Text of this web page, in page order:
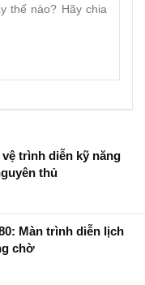
trình diễn kỹ năng
thủ
Màn trình diễn lịch
chờ